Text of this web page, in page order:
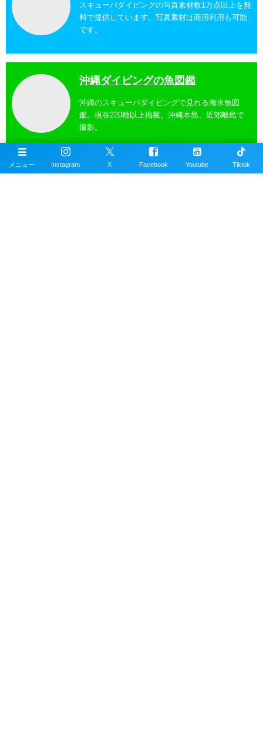
スキューバダイビングの写真素材数1万点以上を無
料で提供しています。写真素材は商用利用も可能
です。
沖縄ダイビングの魚図鑑
沖縄のスキューバダイビングで見れる海水魚図
鑑。現在220種以上掲載。沖縄本島、近郊離島で
撮影。
メニュー Instagram X Facebook Youtube Tiktok